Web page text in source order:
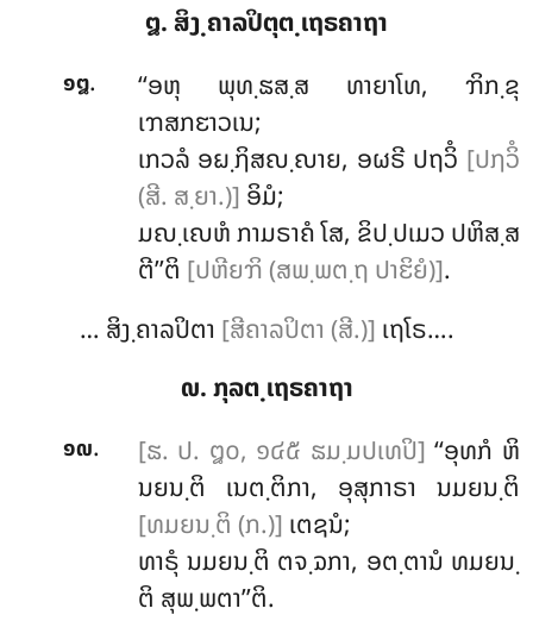
໘. ສິງ຺ຄາລປິຕຸຕ຺ເຖຣຄາຖາ
໑໘. ‘‘ອຫຸ ພຸທ຺ຘສ຺ສ ທາຍາໂທ, ຠິກ຺ຂຸ
ເຠສກຬາວເນ;
ເກວລໍ ອຏ຺ຐິສຎ຺ຎາຍ, ອຜຣີ ປຖວິໍ [ປຐວິໍ
(ສີ. ສ຺ຍາ.)] ອິມໍ;
ມຎ຺ເຎຫໍ ກາມຣາຄໍ ໂສ, ຂິປ຺ປເມວ ປຫິສ຺ສ
ຕີ’’ຕິ [ປຫີຍຠິ (ສພ຺ພຕ຺ຖ ປາຬິຍໍ)].
… ສິງ຺ຄາລປິຕາ [ສີຄາລປິຕາ (ສີ.)] ເຖໂຣ….
໙. ກຸລຕ຺ເຖຣຄາຖາ
໑໙. [ຘ. ປ. ໘໐, ໑໔໕ ຘມ຺ມປເທປິ] ‘‘ອຸທກໍ ຫິ
ນຍນ຺ຕິ ເນຕ຺ຕິກາ, ອຸສຸກາຣາ ນມຍນ຺ຕິ
[ທມຍນ຺ຕິ (ກ.)] ເຕຊນໍ;
ທາຣຸໍນມຍນ຺ຕິ ຕຈ຺ຉກາ, ອຕ຺ຕານໍ ທມຍນ຺
ຕິ ສຸພ຺ພຕາ’’ຕິ.